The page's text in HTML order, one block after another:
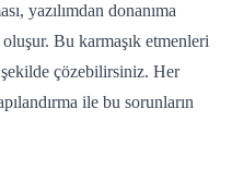
yazılımdan donanıma
Bu karmaşık etmenleri
şekilde çözebilirsiniz. Her
ile bu sorunların